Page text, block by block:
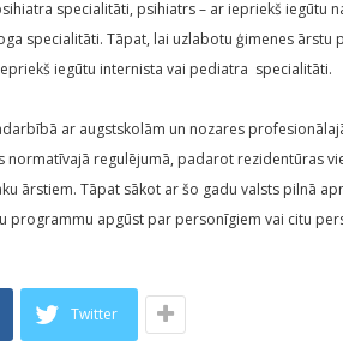
specialitāti, psihiatrs – ar iepriekš iegūtu
specialitāti. Tāpat, lai uzlabotu ģimenes ārstu
iegūtu internista vai pediatra specialitāti.
ar augstskolām un nozares
regulējumā, padarot rezidentūras
ārstiem. Tāpat sākot ar šo gadu valsts pilnā
programmu apgūst par personīgiem vai citu
Twitter